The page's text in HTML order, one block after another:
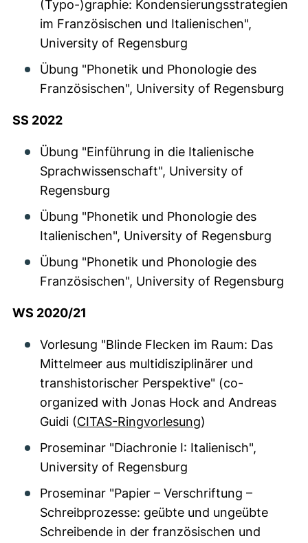
(Typo-)graphie: Kondensierungsstrategien
im Französischen und Italienischen",
University of Regensburg
Übung "Phonetik und Phonologie des
Französischen", University of Regensburg
SS 2022
Übung "Einführung in die Italienische
Sprachwissenschaft", University of
Regensburg
Übung "Phonetik und Phonologie des
Italienischen", University of Regensburg
Übung "Phonetik und Phonologie des
Französischen", University of Regensburg
WS 2020/21
Vorlesung "Blinde Flecken im Raum: Das
Mittelmeer aus multidisziplinärer und
transhistorischer Perspektive" (co-
organized with Jonas Hock and Andreas
Guidi (CITAS-Ringvorlesung)
Proseminar "Diachronie I: Italienisch",
University of Regensburg
Proseminar "Papier – Verschriftung –
Schreibprozesse: geübte und ungeübte
Schreibende in der französischen und